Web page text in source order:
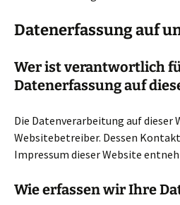
Datenerfassung auf
Wer ist verantwortlich
Datenerfassung auf
Die Datenverarbeitung auf dieser
Websitebetreiber. Dessen
Impressum dieser Website
Wie erfassen wir Ihre